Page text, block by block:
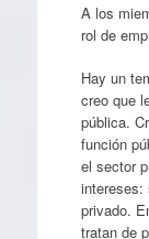
A los
rol de
Hay un
creo que
pública.
función
el sector
intereses:
privado.
tratan de